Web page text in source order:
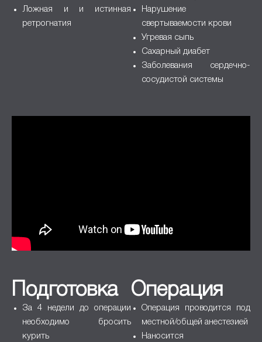
Ложная и и истинная
ретрогнатия
Нарушение
свертываемости крови
Угревая сыпь
Сахарный диабет
Заболевания сердечно-
сосудистой системы
Подготовка
За 4 недели до операции
необходимо бросить
курить
Операция
Операция проводится под
местной/общей анестезией
Наносится